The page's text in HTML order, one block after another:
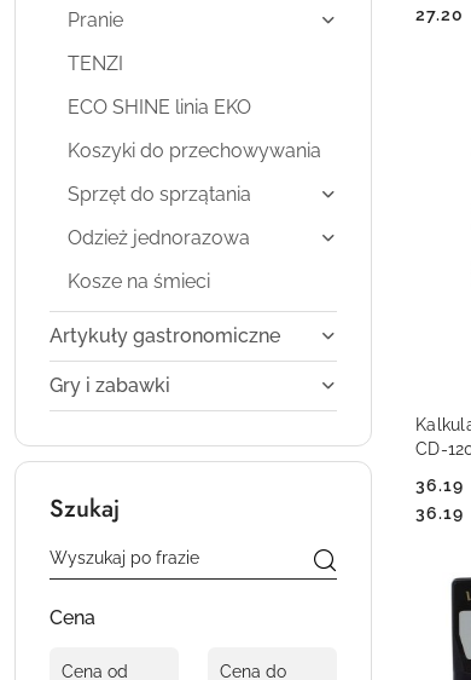
Pranie
TENZI
ECO SHINE linia EKO
Koszyki do przechowywania
Sprzęt do sprzątania
Odzież jednorazowa
Kosze na śmieci
Artykuły gastronomiczne
Gry i zabawki
Szukaj
Cena
Cena:
Cena:
27.20
CD-
Cena:
36.19
Cena:
36.19